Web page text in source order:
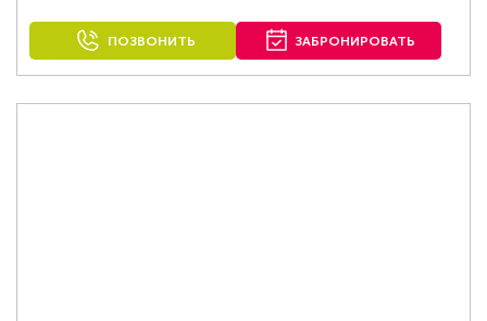
ПОЗВОНИТЬ ЗАБРОНИРОВАТЬ